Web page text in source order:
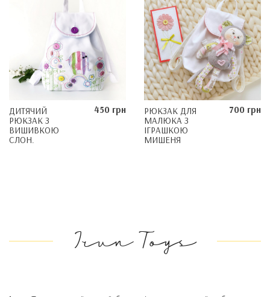
ДИТЯЧИЙ
РЮКЗАК З
ВИШИВКОЮ
СЛОН.
450 грн
РЮКЗАК ДЛЯ
МАЛЮКА З
ІГРАШКОЮ
МИШЕНЯ
700 грн
Irun Toys